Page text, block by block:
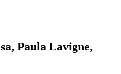
Paula Lavigne,